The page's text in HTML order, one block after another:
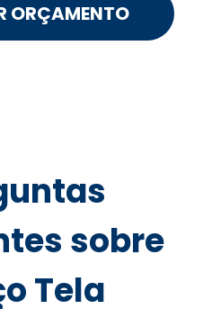
ORÇAMENTO
sobre
Tela